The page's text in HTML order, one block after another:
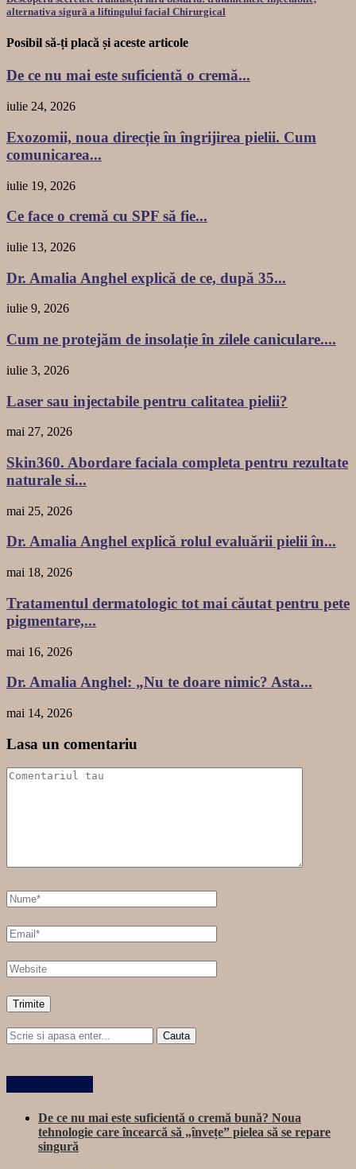
alternativa sigură a liftingului facial Chirurgical
Posibil să-ți placă și aceste articole
De ce nu mai este suficientă o cremă...
iulie 24, 2026
Exozomii, noua direcție în îngrijirea pielii. Cum
comunicarea...
iulie 19, 2026
Ce face o cremă cu SPF să fie...
iulie 13, 2026
Dr. Amalia Anghel explică de ce, după 35...
iulie 9, 2026
Cum ne protejăm de insolație în zilele caniculare....
iulie 3, 2026
Laser sau injectabile pentru calitatea pielii?
mai 27, 2026
Skin360. Abordare faciala completa pentru rezultate
naturale si...
mai 25, 2026
Dr. Amalia Anghel explică rolul evaluării pielii în...
mai 18, 2026
Tratamentul dermatologic tot mai căutat pentru pete
pigmentare,...
mai 16, 2026
Dr. Amalia Anghel: „Nu te doare nimic? Asta...
mai 14, 2026
Lasa un comentariu
De ce nu mai este suficientă o cremă bună? Noua
tehnologie care încearcă să „învețe” pielea să se repare
singură